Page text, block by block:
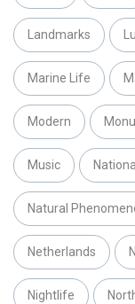
Landmarks
Marine Life
Modern
Music
Natural
Netherlands
Nightlife